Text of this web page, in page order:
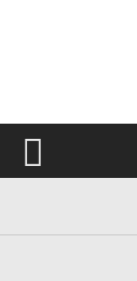
PORTADA
FESTIVALES